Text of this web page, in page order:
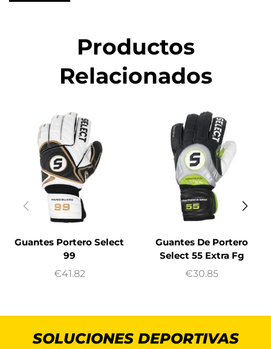
Productos
Relacionados
Guantes Portero Select
99
€41.82
Guantes De Portero
Select 55 Extra Fg
€30.85
SOLUCIONES DEPORTIVAS